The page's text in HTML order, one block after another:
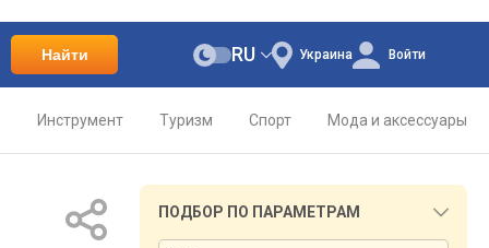
Найти Украина
RU Войти
Инструмент Туризм Спорт Мода и аксессуары
ПОДБОР ПО ПАРАМЕТРАМ